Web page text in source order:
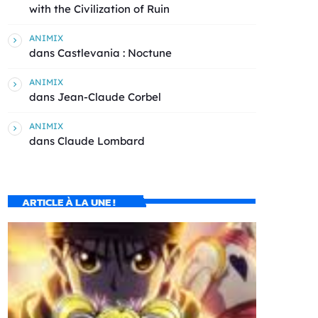
with the Civilization of Ruin
ANIMIX
dans Castlevania : Noctune
ANIMIX
dans Jean-Claude Corbel
ANIMIX
dans Claude Lombard
ARTICLE À LA UNE !